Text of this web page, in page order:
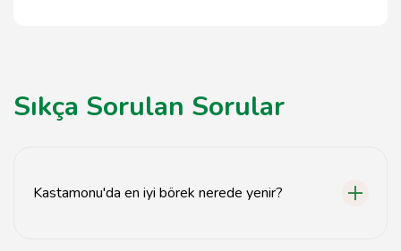
Sıkça Sorulan Sorular
Kastamonu'da en iyi börek nerede yenir?